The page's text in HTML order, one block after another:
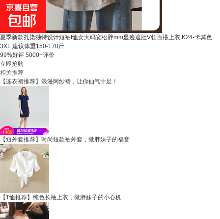
夏季新款扎染独特设计短袖t恤女大码宽松胖mm显瘦遮肚V领百搭上衣 K24-卡其色
3XL 建议体重150-170斤
99%好评 5000+评价
立即抢购
相关推荐
【连衣裙推荐】浪漫网纱裙，让你仙气十足！
【短外套推荐】时尚短款袖外套，微胖妹子的福音
【T恤推荐】纯色长袖上衣，微胖妹子的小心机